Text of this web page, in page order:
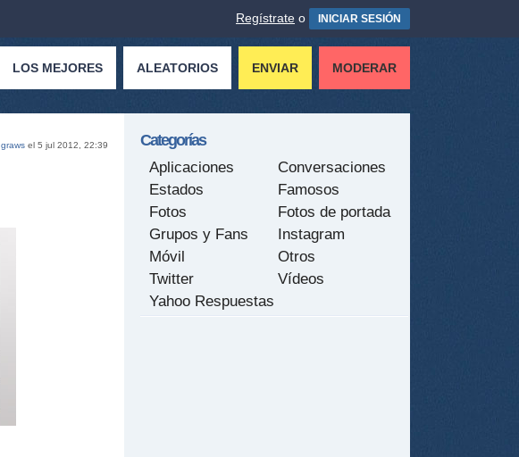
Regístrate o INICIAR SESIÓN
LOS MEJORES ALEATORIOS ENVIAR MODERAR
graws el 5 jul 2012, 22:39 Categorías
Aplicaciones
Conversaciones
Estados
Famosos
Fotos
Fotos de portada
Grupos y Fans
Instagram
Móvil
Otros
Twitter
Vídeos
Yahoo Respuestas